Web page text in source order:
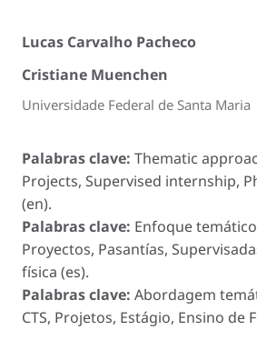
Lucas Carvalho Pacheco
Cristiane Muenchen
Universidade Federal de Santa Maria
Palabras clave: Thematic
Projects, Supervised internship,
(en).
Palabras clave: Enfoque
Proyectos, Pasantías,
física (es).
Palabras clave: Abordagem
CTS, Projetos, Estágio, Ensino de